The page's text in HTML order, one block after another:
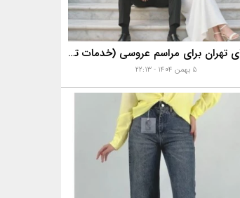
تالارهای تهران برای مراسم عروسی (خدمات تالارهای برتر)
۵ بهمن ۱۴۰۴ - ۲۲:۱۳